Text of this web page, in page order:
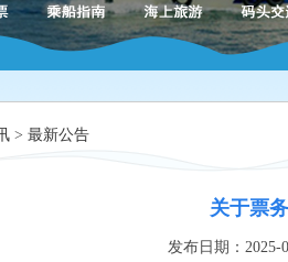
> 最新公告
关于票
发布日期：2025-